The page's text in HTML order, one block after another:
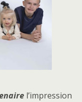
l’impression